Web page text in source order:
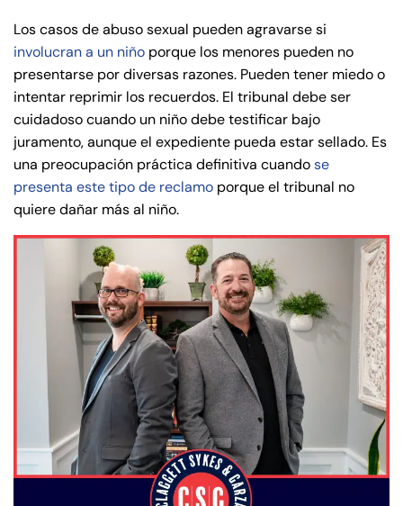
Los casos de abuso sexual pueden agravarse si
involucran a un niño porque los menores pueden no
presentarse por diversas razones. Pueden tener miedo o
intentar reprimir los recuerdos. El tribunal debe ser
cuidadoso cuando un niño debe testificar bajo
juramento, aunque el expediente pueda estar sellado. Es
una preocupación práctica definitiva cuandose
presenta este tipo de reclamo porque el tribunal no
quiere dañar más al niño.
Farmington - Hours
Answering Service
24/7
Office Hours
Monday
8:30 AM – 5:00
PM
Tuesday
8:30 AM – 5:00
Wednesday
8:30 AM – 5:00
PM
Thursday
8:30 AM – 5:00
PM
Friday
8:30 AM – 5:00
PM
Saturday
Closed
Sunday
Closed
Enfield - Hours
Answering Service
24/7
Office Hours
Monday
8:30 AM – 5:00
PM
Tuesday
8:30 AM – 5:00
Wednesday
8:30 AM – 5:00
PM
Thursday
8:30 AM – 5:00
PM
Friday
8:30 AM – 5:00
PM
Saturday
Closed
Sunday
Closed